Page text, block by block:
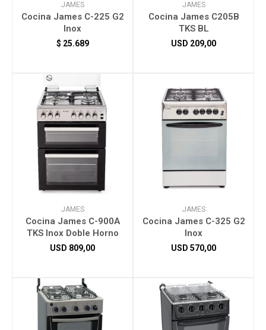
JAMES
Cocina James C-225 G2
Inox
$ 25.689
JAMES
Cocina James C205B
TKS BL
USD 209,00
JAMES
Cocina James C-900A
TKS Inox Doble Horno
USD 809,00
JAMES
Cocina James C-325 G2
Inox
USD 570,00